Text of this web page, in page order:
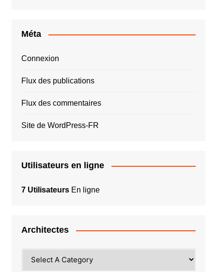
Méta
Connexion
Flux des publications
Flux des commentaires
Site de WordPress-FR
Utilisateurs en ligne
7 UtilisateursEn ligne
Architectes